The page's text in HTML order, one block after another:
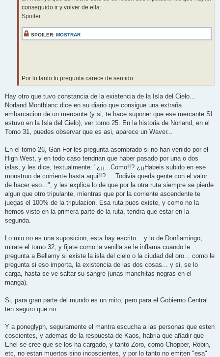
conseguido ir y volver de ella:
Spoiler:
SPOILER: MOSTRAR
Por lo tanto tu pregunta carece de sentido.
Hay otro que tuvo constancia de la existencia de la Isla del Cielo...
Norland Montblanc dice en su diario que consigue una extraña
embarcacion de un mercante (y si, te hace suponer que ese mercante SI
estuvo en la Isla del Cielo), ver tomo 25. En la historia de Norland, en el
Tomo 31, puedes observar que es asi, aparece un Waver...
En el tomo 26, Gan For les pregunta asombrado si no han venido por el
High West, y en todo caso tendrian que haber pasado por una o dos
islas, y les dice, textualmente: "¿¡¡...Como!!? ¿¡¡Habeis subido en ese
monstruo de corriente hasta aqui!!? ... Todivia queda gente con el valor
de hacer eso...", y les explica lo de que por la otra ruta siempre se pierde
algun que otro tripulante, mientras que por la corriente ascendente te
juegas el 100% de la tripulacion. Esa ruta pues existe, y como no la
hemos visto en la primera parte de la ruta, tendra que estar en la
segunda.
Lo mio no es una suposicion, esta hay escrito... y lo de Donflamingo,
mirate el tomo 32, y fijate como la venilla se le inflama cuando le
pregunta a Bellamy si existe la isla del cielo o la ciudad del oro... como le
pregunta si eso importa, la existencia de las dos cosas... y si, se lo
carga, hasta se ve saltar su sangre (unas manchitas negras en el
manga).
Si, para gran parte del mundo es un mito, pero para el Gobierno Central
ten seguro que no.
Y a poneglyph, seguramente el mantra escucha a las personas que esten
coscientes, y ademas de la respuesta de Kaos, habria que añadir que
Enel se cree que se los ha cargado, y tanto Zoro, como Chopper, Robin,
etc, no estan muertos sino incoscientes, y por lo tanto no emiten "esa"